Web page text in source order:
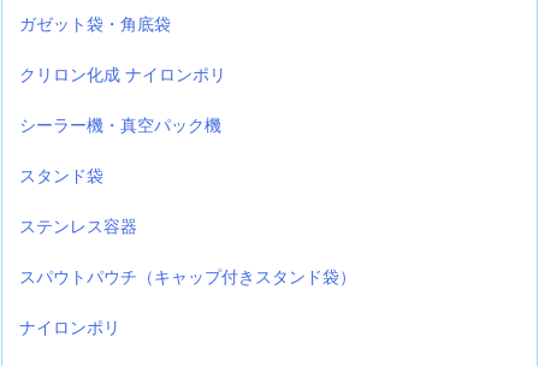
ガゼット袋・角底袋
クリロン化成 ナイロンポリ
シーラー機・真空パック機
スタンド袋
ステンレス容器
スパウトパウチ（キャップ付きスタンド袋）
ナイロンポリ